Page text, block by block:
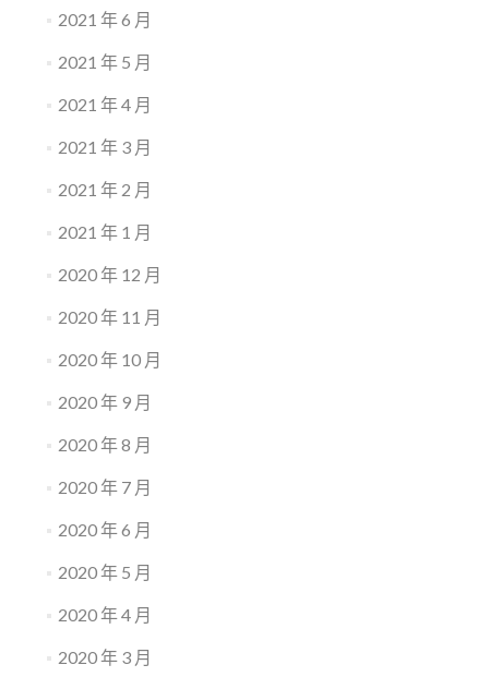
2021 年 6 月
2021 年 5 月
2021 年 4 月
2021 年 3 月
2021 年 2 月
2021 年 1 月
2020 年 12 月
2020 年 11 月
2020 年 10 月
2020 年 9 月
2020 年 8 月
2020 年 7 月
2020 年 6 月
2020 年 5 月
2020 年 4 月
2020 年 3 月